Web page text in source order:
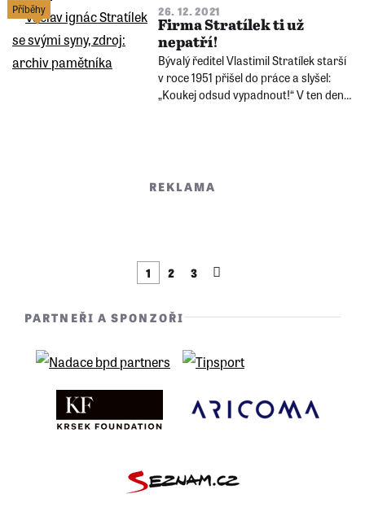
něm vzpomínky na své nejdražší,
mnoho z nich během heydrichiády
zahynulo na popravišti pardubického
Zámečku.
Příběhy 26. 12. 2021
Firma Stratílek ti už
nepatří!
Bývalý ředitel Vlastimil Stratílek starší
v roce 1951 přišel do práce a slyšel:
„Koukej odsud vypadnout!“ V ten den
REKLAMA
1 2 3
PARTNEŘI A SPONZOŘI